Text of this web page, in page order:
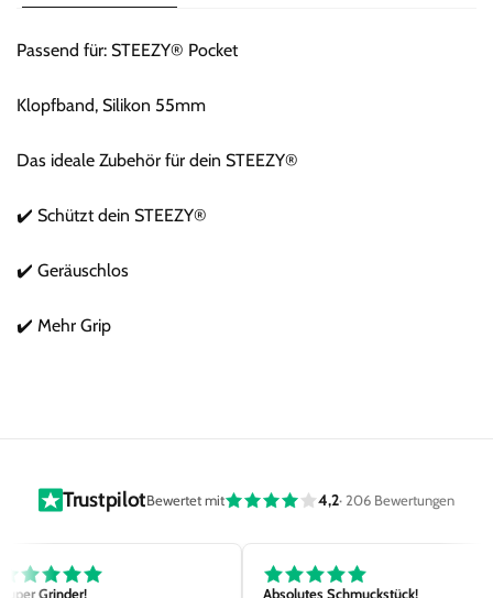
Passend für: STEEZY® Pocket
Klopfband, Silikon 55mm
Das ideale Zubehör für dein STEEZY®
✔️ Schützt dein STEEZY®
✔️ Geräuschlos
✔️ Mehr Grip
TrustpilotBewertet mit 4,2· 206 Bewertungen
Super Grinder! Absolutes Schmuckstück!